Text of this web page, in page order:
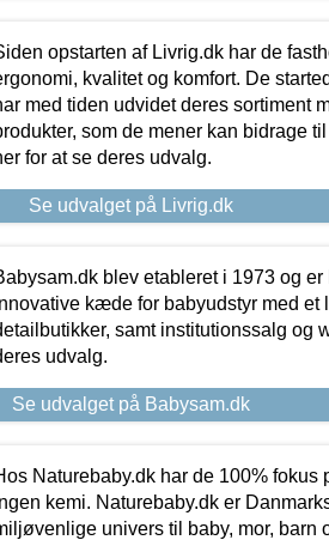
opstarten af Livrig.dk har de
kvalitet og komfort. De
med tiden udvidet deres sortiment
som de mener kan bidrage
for at se deres udvalg.
Se udvalget på Livrig.dk
blev etableret i 1973 og
kæde for babyudstyr med
samt institutionssalg og
udvalg.
Se udvalget på Babysam.dk
Naturebaby.dk har de 100%
kemi. Naturebaby.dk er
univers til baby, mor, barn